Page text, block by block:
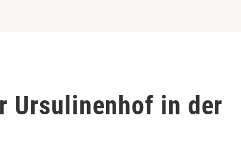
Ursulinenhof in der